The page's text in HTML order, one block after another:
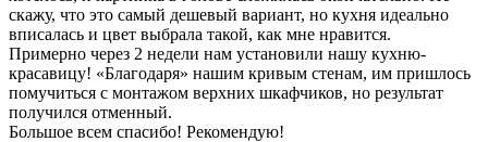
скажу, что это самый дешевый вариант, но кухня идеально
вписалась и цвет выбрала такой, как мне нравится.
Примерно через 2 недели нам установили нашу кухню-
красавицу! «Благодаря» нашим кривым стенам, им пришлось
помучиться с монтажом верхних шкафчиков, но результат
получился отменный.
Большое всем спасибо! Рекомендую!